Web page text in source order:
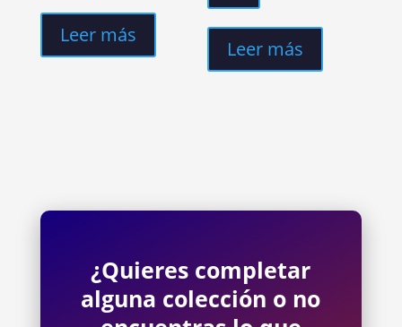
Leer más
Leer más
¿Quieres completar
alguna colección o no